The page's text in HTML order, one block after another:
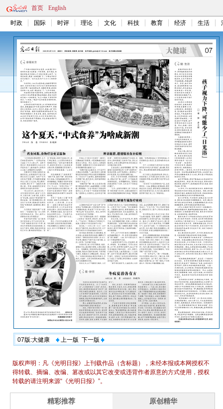
首页 English
时政 国际 时评 理论 文化 科技 教育 经济 生活
07版:大健康 上一版 下一版